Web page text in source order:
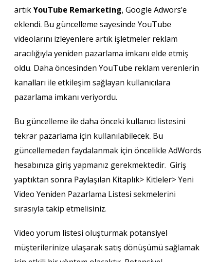
artıkYouTube Remarketing, Google Adwors’e
eklendi. Bu güncelleme sayesinde YouTube
videolarını izleyenlere artık işletmeler reklam
aracılığıyla yeniden pazarlama imkanı elde etmiş
oldu. Daha öncesinden YouTube reklam verenlerin
kanalları ile etkileşim sağlayan kullanıcılara
pazarlama imkanı veriyordu.
Bu güncelleme ile daha önceki kullanıcı listesini
tekrar pazarlama için kullanılabilecek. Bu
güncellemeden faydalanmak için öncelikle AdWords
hesabınıza giriş yapmanız gerekmektedir. Giriş
yaptıktan sonra Paylaşılan Kitaplık> Kitleler> Yeni
Video Yeniden Pazarlama Listesi sekmelerini
sırasıyla takip etmelisiniz.
Video yorum listesi oluşturmak potansiyel
müşterilerinize ulaşarak satış dönüşümü sağlamak